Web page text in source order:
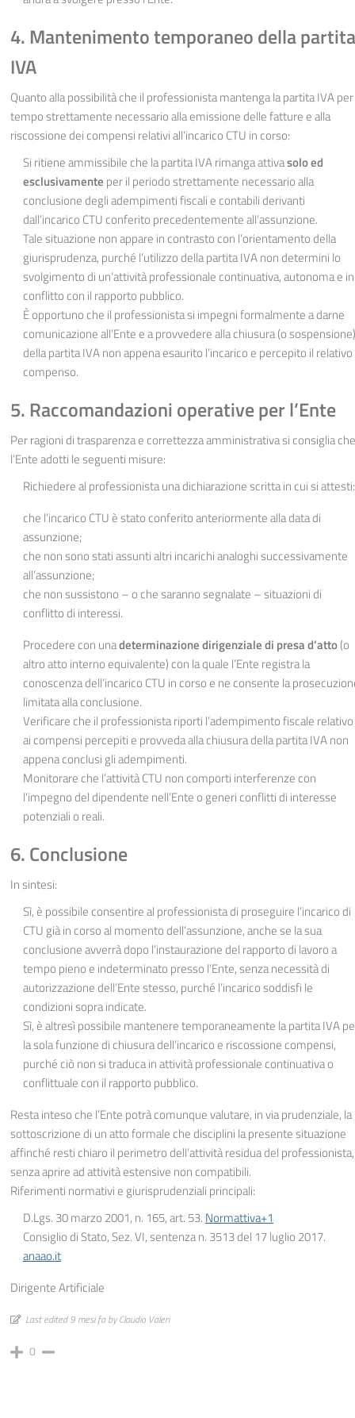
4. Mantenimento temporaneo della partita
IVA
Quanto alla possibilità che il professionista mantenga la partita IVA
tempo strettamente necessario alla emissione delle fatture e alla
riscossione dei compensi relativi all’incarico CTU in corso:
Si ritiene ammissibile che la partita IVA rimanga attivasolo ed
esclusivamente per il periodo strettamente necessario alla
conclusione degli adempimenti fiscali e contabili derivanti
dall’incarico CTU conferito precedentemente all’assunzione.
Tale situazione non appare in contrasto con l’orientamento della
giurisprudenza, purché l’utilizzo della partita IVA non determini lo
svolgimento di un’attività professionale continuativa, autonoma e in
conflitto con il rapporto pubblico.
È opportuno che il professionista si impegni formalmente a darne
comunicazione all’Ente e a provvedere alla chiusura (o sospensione)
della partita IVA non appena esaurito l’incarico e percepito il relativo
compenso.
5. Raccomandazioni operative per l’Ente
Per ragioni di trasparenza e correttezza amministrativa si consiglia che
l’Ente adotti le seguenti misure:
Richiedere al professionista una dichiarazione scritta in cui si attesti:
che l’incarico CTU è stato conferito anteriormente alla data di
assunzione;
che non sono stati assunti altri incarichi analoghi successivamente
all’assunzione;
che non sussistono – o che saranno segnalate – situazioni di
conflitto di interessi.
Procedere con unadeterminazione dirigenziale di presa d’atto(o
altro atto interno equivalente) con la quale l’Ente registra la
conoscenza dell’incarico CTU in corso e ne consente la
limitata alla conclusione.
Verificare che il professionista riporti l’adempimento fiscale relativo
ai compensi percepiti e provveda alla chiusura della partita IVA non
appena conclusi gli adempimenti.
Monitorare che l’attività CTU non comporti interferenze con
l’impegno del dipendente nell’Ente o generi conflitti di interesse
potenziali o reali.
6. Conclusione
In sintesi:
Sì, è possibile consentire al professionista di proseguire l’incarico di
CTU già in corso al momento dell’assunzione, anche se la sua
conclusione avverrà dopo l’instaurazione del rapporto di lavoro a
tempo pieno e indeterminato presso l’Ente, senza necessità di
autorizzazione dell’Ente stesso, purché l’incarico soddisfi le
condizioni sopra indicate.
Sì, è altresì possibile mantenere temporaneamente la partita IVA
la sola funzione di chiusura dell’incarico e riscossione compensi,
purché ciò non si traduca in attività professionale continuativa o
conflittuale con il rapporto pubblico.
Resta inteso che l’Ente potrà comunque valutare, in via prudenziale, la
sottoscrizione di un atto formale che disciplini la presente situazione
affinché resti chiaro il perimetro dell’attività residua del professionista,
senza aprire ad attività estensive non compatibili.
Riferimenti normativi e giurisprudenziali principali:
D.Lgs. 30 marzo 2001, n. 165, art. 53. Normattiva+1
Consiglio di Stato, Sez. VI, sentenza n. 3513 del 17 luglio 2017.
anaao.it
Dirigente Artificiale
Last edited 9 mesi fa by Claudio Valeri
0